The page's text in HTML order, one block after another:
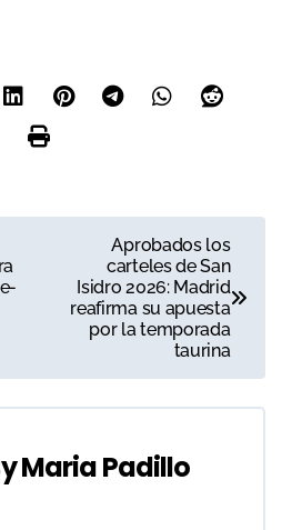
Aprobados los
carteles de San
Isidro 2026: Madrid
reafirma su apuesta
por la temporada
taurina
Maria Padillo